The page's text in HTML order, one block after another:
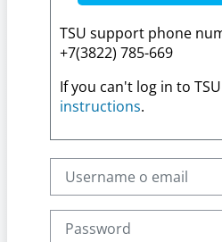
TSU support phone
+7(3822) 785-669
If you can't log in to
instructions.